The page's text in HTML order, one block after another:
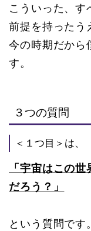
こういった、す
前提を持ったう
今の時期だから
す。
３つの質問
＜１つ目＞は、
「宇宙はこの
だろう？」
という質問です